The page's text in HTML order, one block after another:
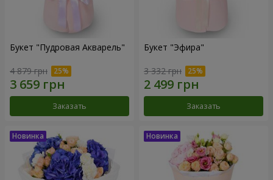
Букет "Пудровая Акварель"
4 879 грн
Заказать
Букет "Эфира"
3 332 грн
Заказать